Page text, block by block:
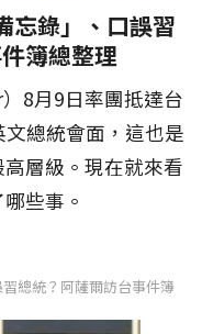
忘錄」、口誤習
簿總整理
8月9日率團抵達台
總統會面，這也是
層級。現在就來看
些事。
總統？阿薩爾訪台事件簿